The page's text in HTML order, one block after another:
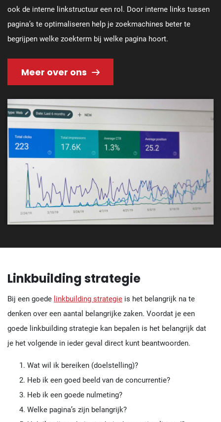
ook de interne linkstructuur een rol. Door interne links tussen
pagina’s te optimaliseren help je zoekmachines beter te
begrijpen welke zoekterm bij welke pagina hoort.
Meer over ons
Linkbuilding strategie
Bij een goede linkbuilding strategie is het belangrijk na te
denken over een aantal belangrijke zaken. Voordat je een
goede linkbuilding strategie kan bepalen is het belangrijk dat
je het volgende in ieder geval direct kunt beantwoorden.
Wat wil ik bereiken (doelstelling)?
Heb ik een goed beeld van de concurrentie?
Heb ik een goede nulmeting?
Welke pagina’s zijn belangrijk?